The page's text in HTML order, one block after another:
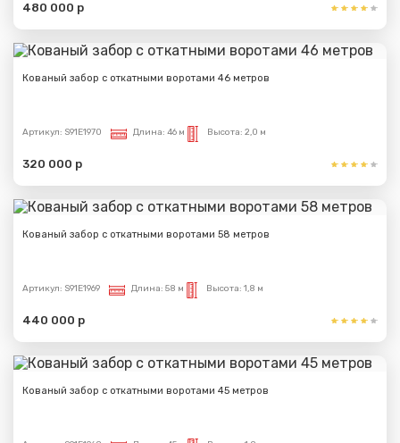
480 000 р
Кованый забор с откатными воротами 46 метров
Артикул: S91E1970 Длина: 46 м Высота: 2,0 м
320 000 р
Кованый забор с откатными воротами 58 метров
Артикул: S91E1969 Длина: 58 м Высота: 1,8 м
440 000 р
Кованый забор с откатными воротами 45 метров